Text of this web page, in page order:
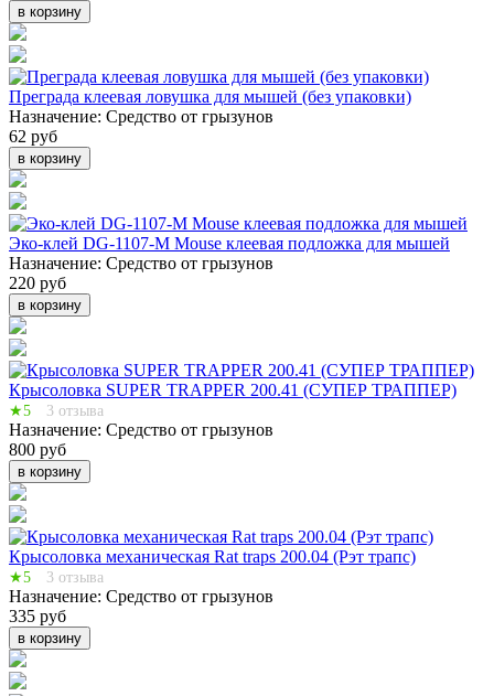
в корзину
Преграда клеевая ловушка для мышей (без упаковки)
Назначение: Средство от грызунов
62 руб
в корзину
Эко-клей DG-1107-M Mouse клеевая подложка для мышей
Назначение: Средство от грызунов
220 руб
в корзину
Крысоловка SUPER TRAPPER 200.41 (СУПЕР ТРАППЕР)
★5 3 отзыва
Назначение: Средство от грызунов
800 руб
в корзину
Крысоловка механическая Rat traps 200.04 (Рэт трапс)
★5 3 отзыва
Назначение: Средство от грызунов
335 руб
в корзину